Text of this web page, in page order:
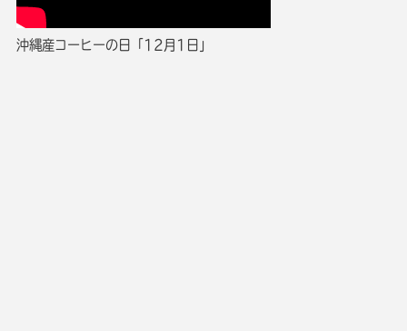
沖縄産コーヒーの日「12月1日」